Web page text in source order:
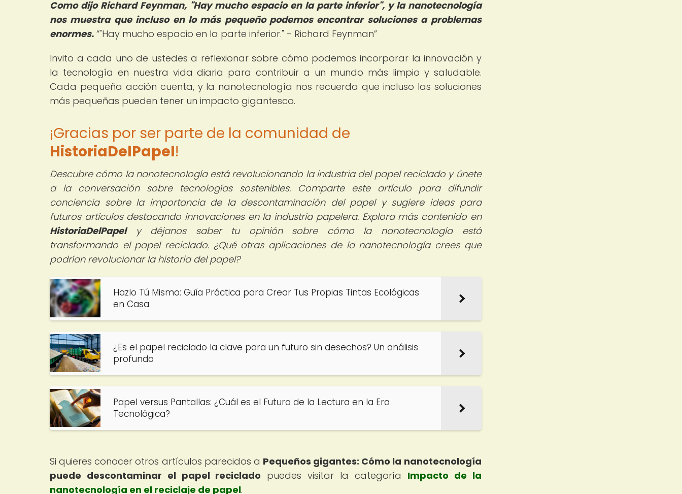
Como dijo Richard Feynman, "Hay mucho espacio en la parte inferior", y la nanotecnología
nos muestra que incluso en lo más pequeño podemos encontrar soluciones a problemas
enormes. "Hay mucho espacio en la parte inferior." - Richard Feynman
Invito a cada uno de ustedes a reflexionar sobre cómo podemos incorporar la innovación y
la tecnología en nuestra vida diaria para contribuir a un mundo más limpio y saludable.
Cada pequeña acción cuenta, y la nanotecnología nos recuerda que incluso las soluciones
más pequeñas pueden tener un impacto gigantesco.
¡Gracias por ser parte de la comunidad de
HistoriaDelPapel!
Descubre cómo la nanotecnología está revolucionando la industria del papel reciclado y únete
a la conversación sobre tecnologías sostenibles. Comparte este artículo para difundir
conciencia sobre la importancia de la descontaminación del papel y sugiere ideas para
futuros artículos destacando innovaciones en la industria papelera. Explora más contenido en
HistoriaDelPapely déjanos saber tu opinión sobre cómo la nanotecnología está
transformando el papel reciclado. ¿Qué otras aplicaciones de la nanotecnología crees que
podrían revolucionar la historia del papel?
Hazlo Tú Mismo: Guía Práctica para Crear Tus Propias Tintas Ecológicas
en Casa
¿Es el papel reciclado la clave para un futuro sin desechos? Un análisis
profundo
Papel versus Pantallas: ¿Cuál es el Futuro de la Lectura en la Era
Tecnológica?
Si quieres conocer otros artículos parecidos a Pequeños gigantes: Cómo la nanotecnología
puede descontaminar el papel reciclado puedes visitar la categoría Impacto de la
nanotecnología en el reciclaje de papel.